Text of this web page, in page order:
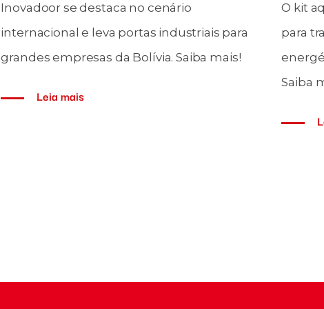
Não é de hoje que se fala da Indústria 4.0.
Qualquer empresa que deseja se manter
competitiva no mercado, precisa se
A
dos
desse
como